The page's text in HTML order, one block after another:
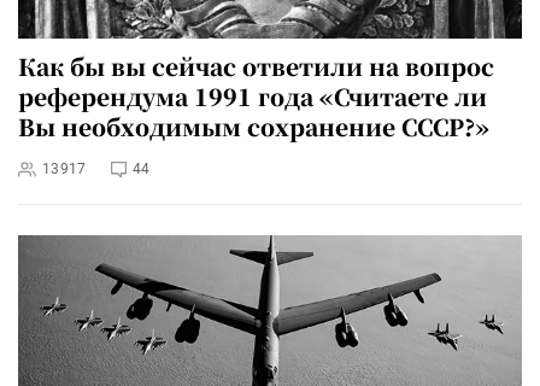
Как бы вы сейчас ответили на вопрос
референдума 1991 года «Считаете ли
Вы необходимым сохранение СССР?»
13917 44